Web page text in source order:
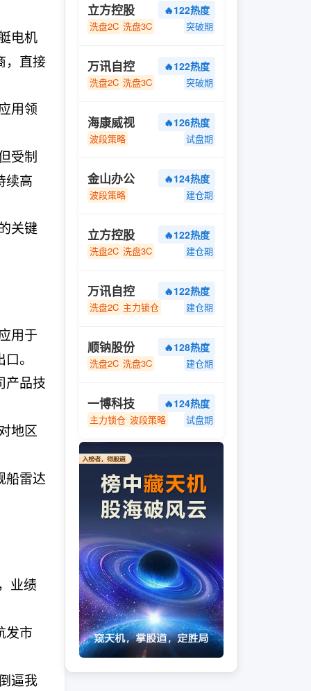
电机
，直接
用领
受制
续高
关键
用于
。
产品技
地区
船雷达
业绩
发市
逼我
立方控股 🔥122热度
洗盘2C 洗盘3C 突破期
万讯自控 🔥122热度
洗盘2C 洗盘3C 突破期
海康威视 🔥126热度
波段策略 试盘期
金山办公 🔥124热度
波段策略 建仓期
立方控股 🔥122热度
洗盘2C 洗盘3C 建仓期
万讯自控 🔥122热度
洗盘2C 主力锁仓 建仓期
顺钠股份 🔥128热度
洗盘2C 洗盘3C 建仓期
一博科技 🔥124热度
主力锁仓 波段策略 试盘期